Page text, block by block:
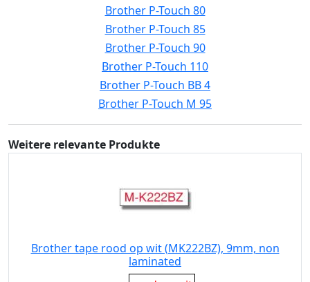
Brother P-Touch 80
Brother P-Touch 85
Brother P-Touch 90
Brother P-Touch 110
Brother P-Touch BB 4
Brother P-Touch M 95
Weitere relevante Produkte
Brother tape rood op wit (MK222BZ), 9mm, non
laminated
Eigenschaft: